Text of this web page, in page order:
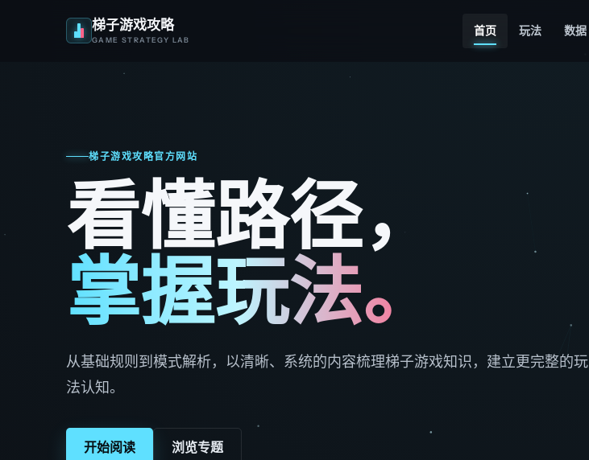
梯子游戏攻略
GAME STRATEGY LAB
首页 玩法 数据
梯子游戏攻略官方网站
看懂路径，
掌握玩法。
从基础规则到模式解析，以清晰、系统的内容梳理梯子游戏知识，建立更完整的玩
法认知。
开始阅读 浏览专题